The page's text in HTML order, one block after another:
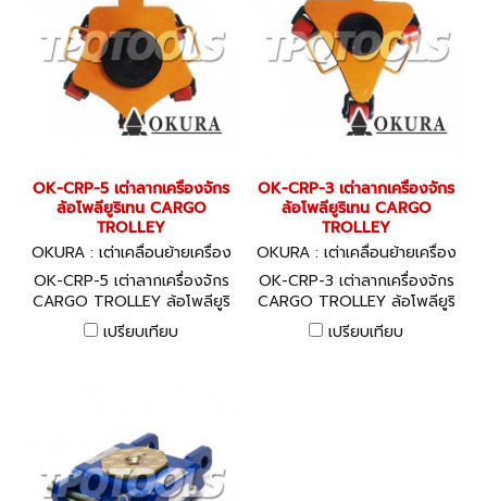
using toe jack at the same
time.
effectively and faster with
using toe jack at the same
time. - Moving and
installation of heavy
machine tools - Carrying in
and out machines at an
exhibition hall. - When
and maintenance - Moving
machines - Moving
materials at plant
construction - Moving and
installation of air
conditioner - Moving of
steel construction - Moving
houses
OK-CRP-5 เต่าลากเครื่องจักร
ล้อโพลียูริเทน CARGO
TROLLEY
OKURA : เต่าเคลื่อนย้ายเครื่อง
จักร
OK-CRP-5 เต่าลากเครื่องจักร
CARGO TROLLEY ล้อโพลียูริ
เทน รับน้ำหนักสูงสุด 4 ตัน
เปรียบเทียบ
OK-CRP-3 เต่าลากเครื่องจักร
ล้อโพลียูริเทน CARGO
TROLLEY
OKURA : เต่าเคลื่อนย้ายเครื่อง
จักร
OK-CRP-3 เต่าลากเครื่องจักร
CARGO TROLLEY ล้อโพลียูริ
เทน รับน้ำหนักสูงสุด 2 ตัน
เปรียบเทียบ